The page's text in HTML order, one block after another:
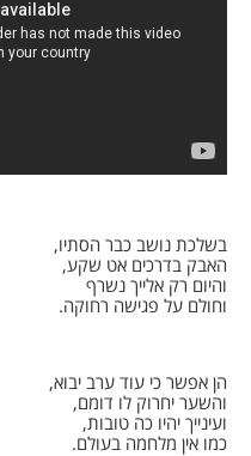
בשלכת נושב כבר הסתיו,
האבק בדרכים אט שקע,
והיום רק אלייך נשרף
וחולם על פגישה רחוקה.
הן אפשר כי עוד ערב יבוא,
והשער יחרוק לו דומם,
ועינייך יהיו כה טובות,
כמו אין מלחמה בעולם.